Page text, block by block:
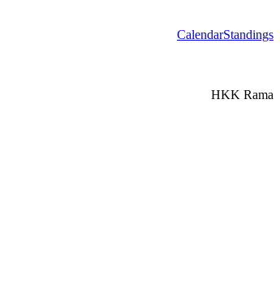
CalendarStandings
HKK Rama